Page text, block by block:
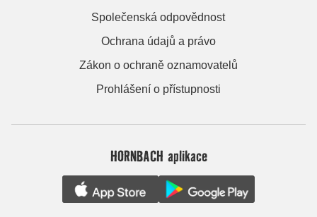
Společenská odpovědnost
Ochrana údajů a právo
Zákon o ochraně oznamovatelů
Prohlášení o přístupnosti
HORNBACH aplikace